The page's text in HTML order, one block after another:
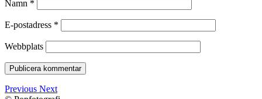
Namn *
E-postadress *
Webbplats
Previous Next